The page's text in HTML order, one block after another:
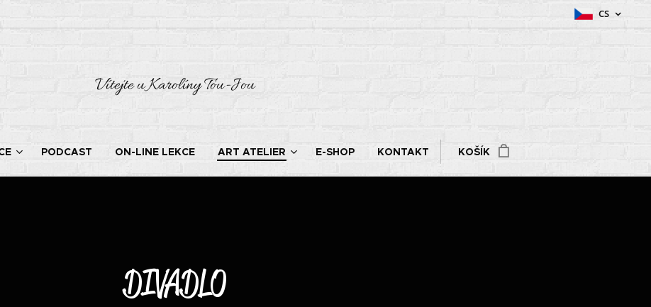
CS
Vítejte u Karolíny Tou-Jou
PODCAST ON-LINE LEKCE ART ATELIER E-SHOP KONTAKT KOŠÍK
DIVADLO